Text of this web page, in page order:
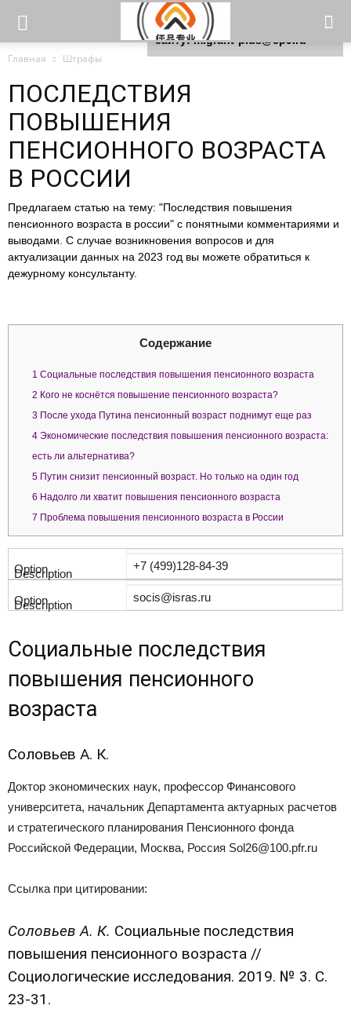
Главная Штрафы
ПОСЛЕДСТВИЯ
ПОВЫШЕНИЯ
ПЕНСИОННОГО ВОЗРАСТА
В РОССИИ
Предлагаем статью на тему: "Последствия повышения
пенсионного возраста в россии" с понятными комментариями и
выводами. С случае возникновения вопросов и для
актуализации данных на 2023 год вы можете обратиться к
дежурному консультанту.
Содержание
1 Социальные последствия повышения пенсионного возраста
2 Кого не коснётся повышение пенсионного возраста?
3 После ухода Путина пенсионный возраст поднимут еще раз
4 Экономические последствия повышения пенсионного возраста:
есть ли альтернатива?
5 Путин снизит пенсионный возраст. Но только на один год
6 Надолго ли хватит повышения пенсионного возраста
7 Проблема повышения пенсионного возраста в России
+7 (499)128-84-39
socis@isras.ru
Социальные последствия
повышения пенсионного
возраста
Соловьев А. К.
Доктор экономических наук, профессор Финансового
университета, начальник Департамента актуарных расчетов
и стратегического планирования Пенсионного фонда
Российской Федерации, Москва, Россия Sol26@100.pfr.ru
Ссылка при цитировании:
Соловьев А. К. Социальные последствия
повышения пенсионного возраста //
Социологические исследования. 2019. № 3. С.
23-31.
Для любых предложений по
сайту: migrant-plus@cp9.ru